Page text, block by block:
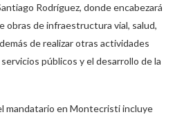
Rodríguez, donde encabezará
obras de infraestructura vial, salud,
de realizar otras actividades
públicos y el desarrollo de la
mandatario en Montecristi incluye